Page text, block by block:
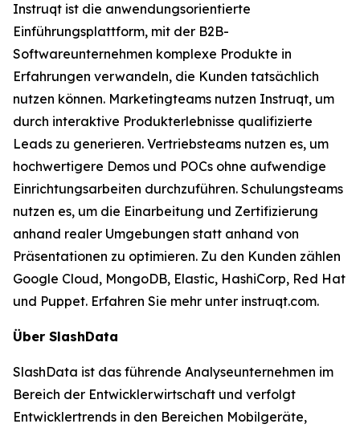
Instruqt ist die anwendungsorientierte
Einführungsplattform, mit der B2B-
Softwareunternehmen komplexe Produkte in
Erfahrungen verwandeln, die Kunden tatsächlich
nutzen können. Marketingteams nutzen Instruqt, um
durch interaktive Produkterlebnisse qualifizierte
Leads zu generieren. Vertriebsteams nutzen es, um
hochwertigere Demos und POCs ohne aufwendige
Einrichtungsarbeiten durchzuführen. Schulungsteams
nutzen es, um die Einarbeitung und Zertifizierung
anhand realer Umgebungen statt anhand von
Präsentationen zu optimieren. Zu den Kunden zählen
Google Cloud, MongoDB, Elastic, HashiCorp, Red Hat
und Puppet. Erfahren Sie mehr unter instruqt.com.
Über SlashData
SlashData ist das führende Analyseunternehmen im
Bereich der Entwicklerwirtschaft und verfolgt
Entwicklertrends in den Bereichen Mobilgeräte,